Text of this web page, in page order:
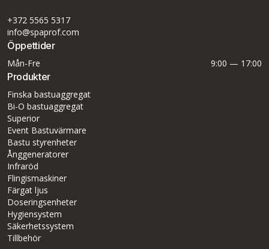
+372 5565 5317
info@spaprof.com
Öppettider
Mån-Fre 9:00 — 17:00
Produkter
Finska bastuaggregat
Bi-O bastuaggregat
Superior
Event Bastuvärmare
Bastu styrenheter
Ånggeneratorer
Infraröd
Flingismaskiner
Färgat ljus
Doseringsenheter
Hygiensystem
Säkerhetssystem
Tillbehör